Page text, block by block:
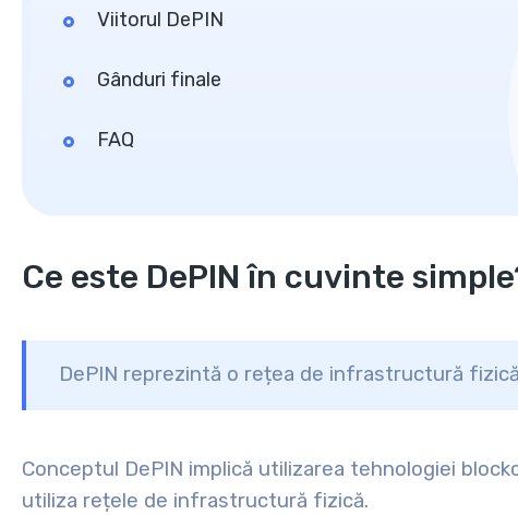
Viitorul DePIN
Gânduri finale
FAQ
Ce este DePIN în cuvinte
DePIN reprezintă o rețea de infrastructură
Conceptul DePIN implică utilizarea tehnologiei
utiliza rețele de infrastructură fizică.